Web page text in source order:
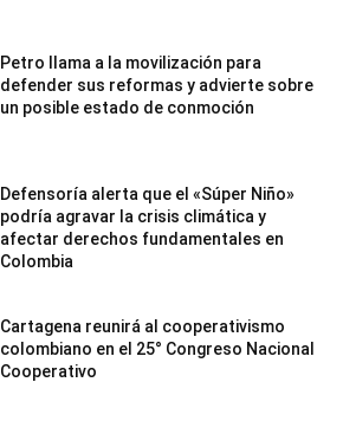
Petro llama a la movilización para
defender sus reformas y advierte sobre
un posible estado de conmoción
Defensoría alerta que el «Súper Niño»
podría agravar la crisis climática y
afectar derechos fundamentales en
Colombia
Cartagena reunirá al cooperativismo
colombiano en el 25° Congreso Nacional
Cooperativo